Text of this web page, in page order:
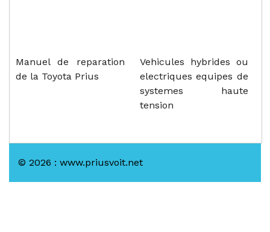
Manuel de reparation
de la Toyota Prius
Vehicules hybrides ou
electriques equipes de
systemes haute
tension
© 2026 : www.priusvoit.net